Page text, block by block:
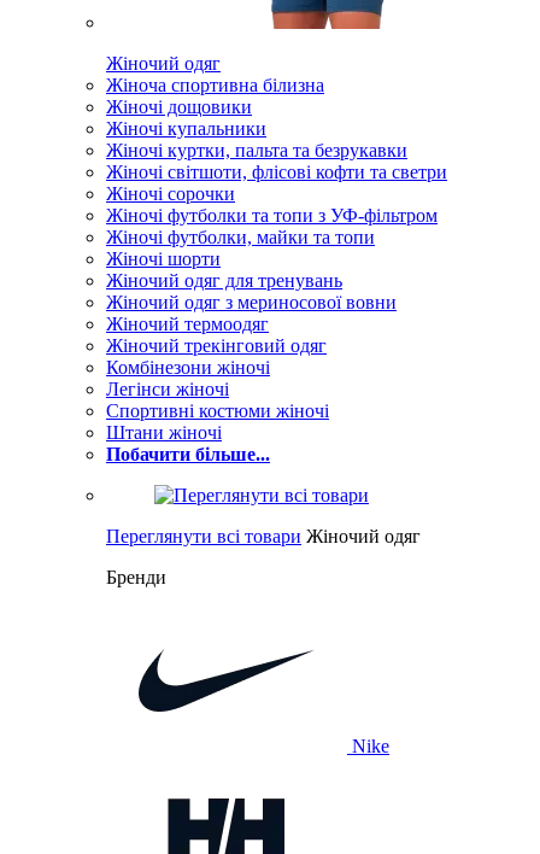
Жіночий одяг
Жіноча спортивна білизна
Жіночі дощовики
Жіночі купальники
Жіночі куртки, пальта та безрукавки
Жіночі світшоти, флісові кофти та светри
Жіночі сорочки
Жіночі футболки та топи з УФ-фільтром
Жіночі футболки, майки та топи
Жіночі шорти
Жіночий одяг для тренувань
Жіночий одяг з мериносової вовни
Жіночий термоодяг
Жіночий трекінговий одяг
Комбінезони жіночі
Легінси жіночі
Спортивні костюми жіночі
Штани жіночі
Побачити більше...
Переглянути всі товари Жіночий одяг
Бренди
Nike